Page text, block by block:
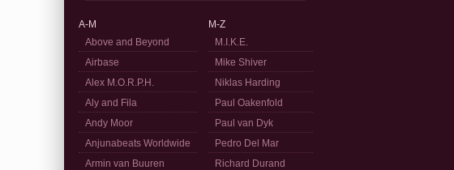
A-M
Above and Beyond
Airbase
Alex M.O.R.P.H.
Aly and Fila
Andy Moor
Anjunabeats Worldwide
Armin van Buuren
M-Z
M.I.K.E.
Mike Shiver
Niklas Harding
Paul Oakenfold
Paul van Dyk
Pedro Del Mar
Richard Durand